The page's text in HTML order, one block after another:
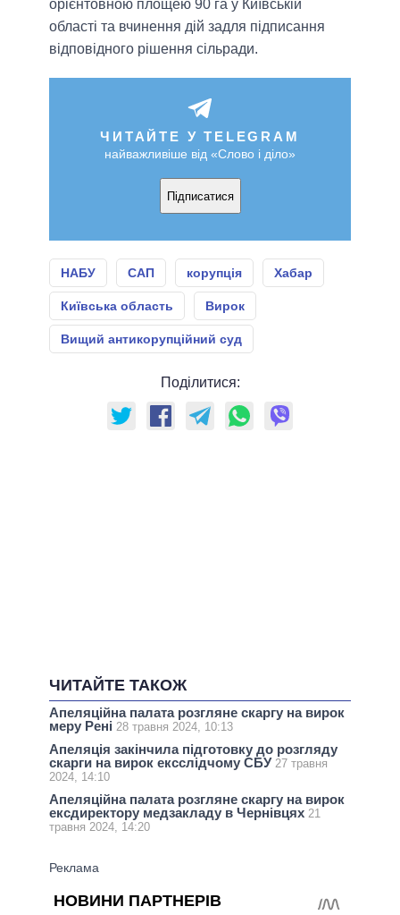
орієнтовною площею 90 га у Київській
області та вчинення дій задля підписання
відповідного рішення сільради.
ЧИТАЙТЕ У TELEGRAM
найважливіше від «Слово і діло»
Підписатися
НАБУ САП корупція Хабар
Київська область Вирок
Вищий антикорупційний суд
Поділитися:
ЧИТАЙТЕ ТАКОЖ
Апеляційна палата розгляне скаргу на вирок
меру Рені 28 травня 2024, 10:13
Апеляція закінчила підготовку до розгляду
скарги на вирок ексслідчому СБУ 27 травня
2024, 14:10
Апеляційна палата розгляне скаргу на вирок
ексдиректору медзакладу в Чернівцях 21
травня 2024, 14:20